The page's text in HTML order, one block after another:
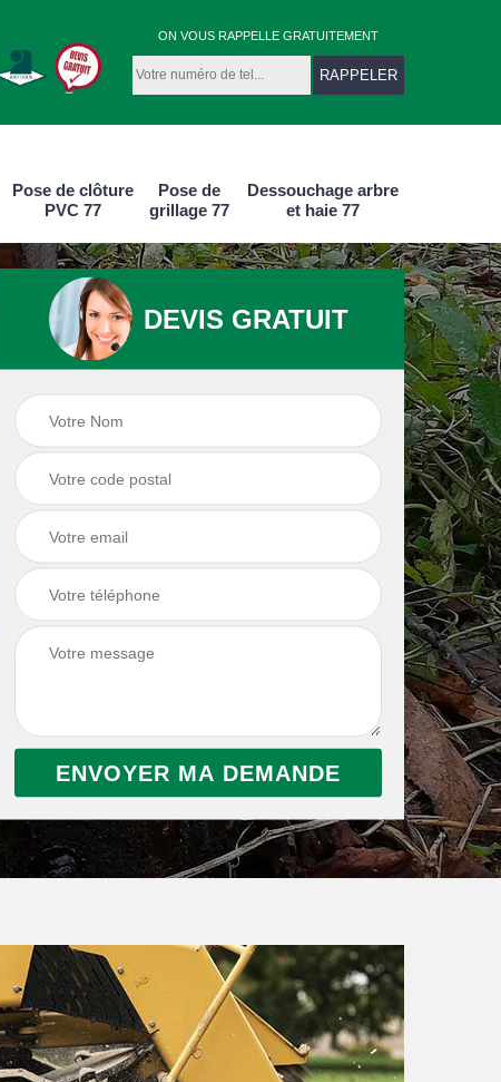
ON VOUS RAPPELLE GRATUITEMENT
Pose de clôture
PVC 77
Pose de
grillage 77
Dessouchage arbre
et haie 77
Pose de clôture
Pose de clôture
PVC 77
DEVIS GRATUIT